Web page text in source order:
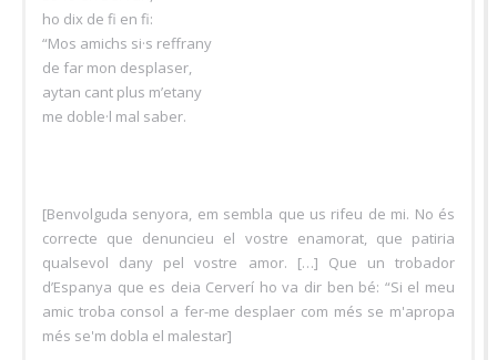
ho dix de fi en fi:
“Mos amichs si·s reffrany
de far mon desplaser,
aytan cant plus m’etany
me doble·l mal saber.
[Benvolguda senyora, em sembla que us rifeu de mi. No és
correcte que denuncieu el vostre enamorat, que patiria
qualsevol dany pel vostre amor. […] Que un trobador
d’Espanya que es deia Cerverí ho va dir ben bé: “Si el meu
amic troba consol a fer-me desplaer com més se m'apropa
més se'm dobla el malestar]